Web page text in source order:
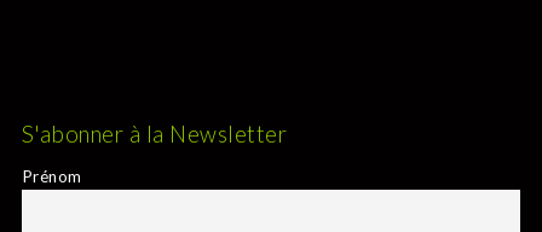
S'abonner à la Newsletter
Prénom